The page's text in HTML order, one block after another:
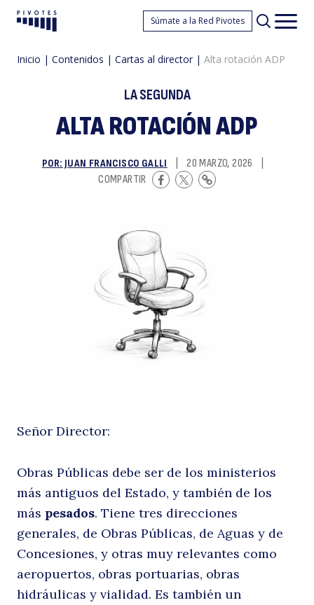
Pivotes Súmate a la Red Pivotes
Inicio | Contenidos | Cartas al director | Alta rotación ADP
LA SEGUNDA
ALTA ROTACIÓN ADP
POR: JUAN FRANCISCO GALLI 20 MARZO, 2026
COMPARTIR
Señor Director:
Obras Públicas debe ser de los ministerios
más antiguos del Estado, y también de los
más pesados. Tiene tres direcciones
generales, de Obras Públicas, de Aguas y de
Concesiones, y otras muy relevantes como
aeropuertos, obras portuarias, obras
hidráulicas y vialidad. Es también un